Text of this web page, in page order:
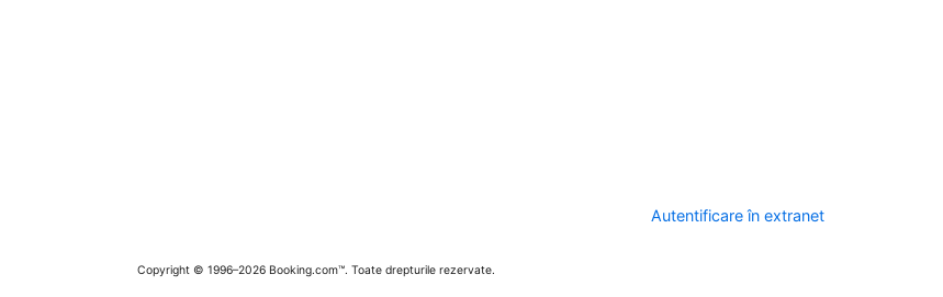
Autentificare în extranet
Copyright © 1996–2026 Booking.com™. Toate drepturile rezervate.